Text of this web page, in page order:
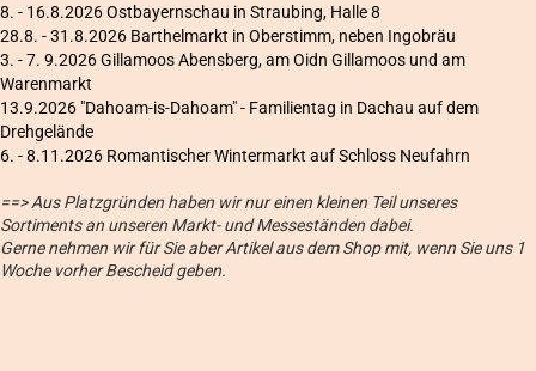
8. - 16.8.2026 Ostbayernschau in Straubing, Halle 8
28.8. - 31.8.2026 Barthelmarkt in Oberstimm, neben Ingobräu
3. - 7. 9.2026 Gillamoos Abensberg, am Oidn Gillamoos und am
Warenmarkt
13.9.2026 "Dahoam-is-Dahoam" - Familientag in Dachau auf dem
Drehgelände
6. - 8.11.2026 Romantischer Wintermarkt auf Schloss Neufahrn
==> Aus Platzgründen haben wir nur einen kleinen Teil unseres
Sortiments an unseren Markt- und Messeständen dabei.
Gerne nehmen wir für Sie aber Artikel aus dem Shop mit, wenn Sie uns 1
Woche vorher Bescheid geben.